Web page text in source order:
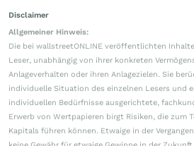
Disclaimer
Allgemeiner Hinweis:
Die bei wallstreetONLINE veröffentlichten
Leser, unabhängig von ihrer konkreten
Anlageverhalten oder ihren Anlagezielen. Sie
individuelle Situation des einzelnen Lesers und
individuellen Bedürfnisse ausgerichtete,
Erwerb von Wertpapieren birgt Risiken, die zum
Kapitals führen können. Etwaige in der